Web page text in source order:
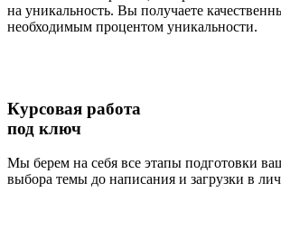
на уникальность. Вы получаете
необходимым процентом уникальности.
Курсовая работа
под ключ
Мы берем на себя все этапы подготовки
выбора темы до написания и загрузки в